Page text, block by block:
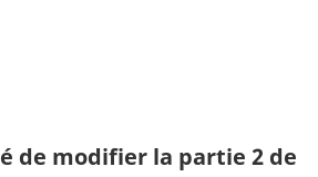
de modifier la partie 2 de